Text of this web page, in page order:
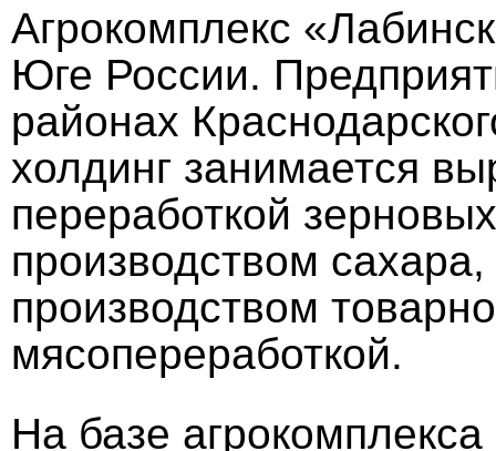
Агрокомплекс
Юге России.
районах
холдинг занимается
переработкой
производством
производством
мясопереработкой.
На базе